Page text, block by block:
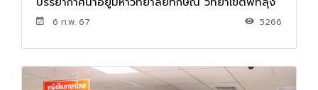
6 ก.พ. 67 5266